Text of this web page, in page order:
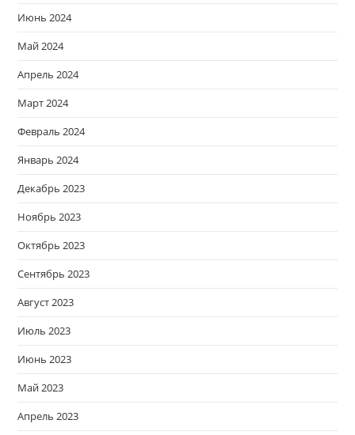
Июнь 2024
Май 2024
Апрель 2024
Март 2024
Февраль 2024
Январь 2024
Декабрь 2023
Ноябрь 2023
Октябрь 2023
Сентябрь 2023
Август 2023
Июль 2023
Июнь 2023
Май 2023
Апрель 2023